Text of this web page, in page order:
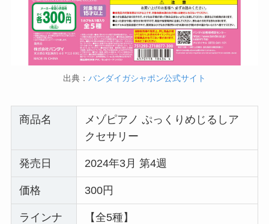
出典： バンダイガシャポン公式サイト
商品名
メゾピアノ ぷっくりめじるしア
クセサリー
発売日 2024年3月 第4週
価格 300円
ラインナ
【全5種】